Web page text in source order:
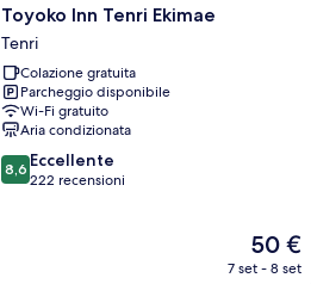
Toyoko
Inn
Tenri
Ekimae
Tenri
Toyoko Inn Tenri Ekimae
Tenri
Colazione gratuita
Parcheggio disponibile
Wi-Fi gratuito
Aria condizionata
8.6
su
8,6 Eccellente
222 recensioni
Il
prezzo
50 €
7 set - 8 set